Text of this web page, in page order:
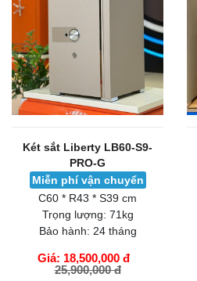
Két sắt Liberty LB60-S9-
PRO-G
Miễn phí vận chuyển
C60 * R43 * S39 cm
Trọng lượng: 71kg
Bảo hành: 24 tháng
Giá: 18,500,000 đ
25,900,000 đ
GIỎ HÀNG